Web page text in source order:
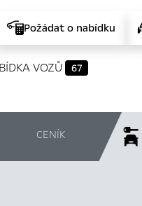
Požádat o nabídku
VOZŮ 67
CENÍK